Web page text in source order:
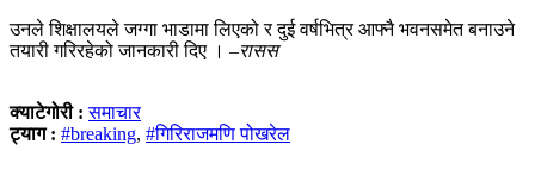
उनले शिक्षालयले जग्गा भाडामा लिएको र दुई वर्षभित्र आफ्नै भवनसमेत बनाउने
तयारी गरिरहेको जानकारी दिए । –रासस
क्याटेगोरी :समाचार
ट्याग : #breaking, #गिरिराजमणि पोखरेल